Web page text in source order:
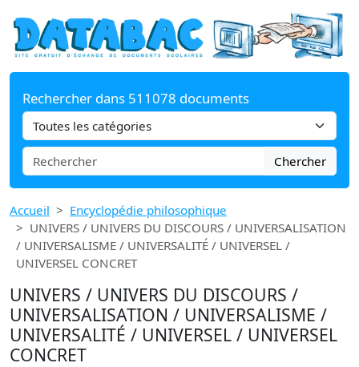
Rechercher dans 511078 documents
Chercher
Accueil
Encyclopédie philosophique
UNIVERS / UNIVERS DU DISCOURS / UNIVERSALISATION
/ UNIVERSALISME / UNIVERSALITÉ / UNIVERSEL /
UNIVERSEL CONCRET
UNIVERS / UNIVERS DU DISCOURS /
UNIVERSALISATION / UNIVERSALISME /
UNIVERSALITÉ / UNIVERSEL / UNIVERSEL
CONCRET